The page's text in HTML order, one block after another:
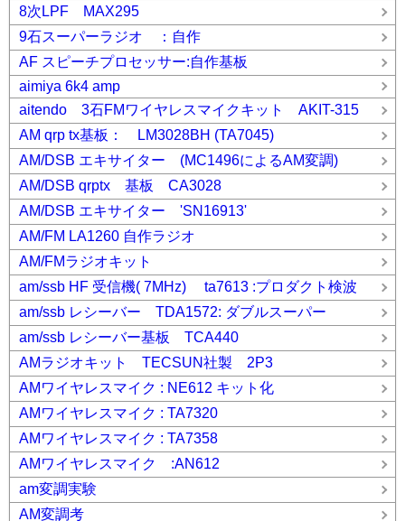
8次LPF MAX295
9石スーパーラジオ ：自作
AF スピーチプロセッサー:自作基板
aimiya 6k4 amp
aitendo 3石FMワイヤレスマイクキット AKIT-315
AM qrp tx基板： LM3028BH (TA7045)
AM/DSB エキサイター (MC1496によるAM変調)
AM/DSB qrptx 基板 CA3028
AM/DSB エキサイター 'SN16913'
AM/FM LA1260 自作ラジオ
AM/FMラジオキット
am/ssb HF 受信機( 7MHz) ta7613 :プロダクト検波
am/ssb レシーバー TDA1572: ダブルスーパー
am/ssb レシーバー基板 TCA440
AMラジオキット TECSUN社製 2P3
AMワイヤレスマイク : NE612 キット化
AMワイヤレスマイク : TA7320
AMワイヤレスマイク : TA7358
AMワイヤレスマイク :AN612
am変調実験
AM変調考